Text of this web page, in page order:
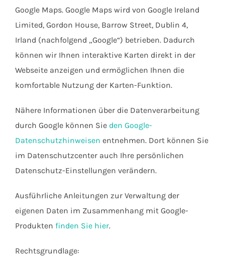
Google Maps. Google Maps wird von Google Ireland
Limited, Gordon House, Barrow Street, Dublin 4,
Irland (nachfolgend „Google“) betrieben. Dadurch
können wir Ihnen interaktive Karten direkt in der
Webseite anzeigen und ermöglichen Ihnen die
komfortable Nutzung der Karten-Funktion.
Nähere Informationen über die Datenverarbeitung
durch Google können Sie den Google-
Datenschutzhinweisen entnehmen. Dort können Sie
im Datenschutzcenter auch Ihre persönlichen
Datenschutz-Einstellungen verändern.
Ausführliche Anleitungen zur Verwaltung der
eigenen Daten im Zusammenhang mit Google-
Produkten finden Sie hier.
Rechtsgrundlage: